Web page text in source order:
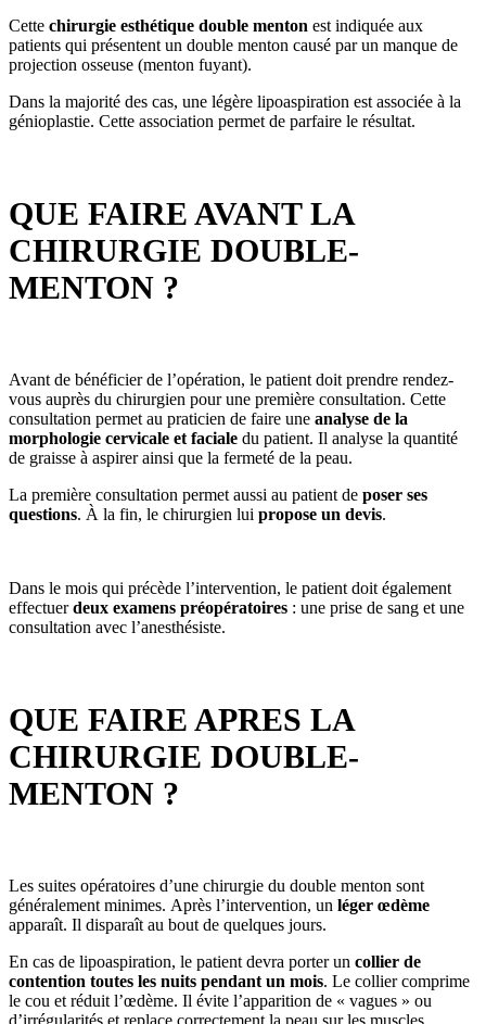
Cette chirurgie esthétique double menton est indiquée aux
patients qui présentent un double menton causé par un manque de
projection osseuse (menton fuyant).
Dans la majorité des cas, une légère lipoaspiration est associée à la
génioplastie. Cette association permet de parfaire le résultat.
QUE FAIRE AVANT LA
CHIRURGIE DOUBLE-
MENTON ?
Avant de bénéficier de l’opération, le patient doit prendre rendez-
vous auprès du chirurgien pour une première consultation. Cette
consultation permet au praticien de faire une analyse de la
morphologie cervicale et faciale du patient. Il analyse la quantité
de graisse à aspirer ainsi que la fermeté de la peau.
La première consultation permet aussi au patient de poser ses
questions. À la fin, le chirurgien lui propose un devis.
Dans le mois qui précède l’intervention, le patient doit également
effectuerdeux examens préopératoires : une prise de sang et une
consultation avec l’anesthésiste.
QUE FAIRE APRES LA
CHIRURGIE DOUBLE-
MENTON ?
Les suites opératoires d’une chirurgie du double menton sont
généralement minimes. Après l’intervention, un léger œdème
apparaît. Il disparaît au bout de quelques jours.
En cas de lipoaspiration, le patient devra porter un collier de
contention toutes les nuits pendant un mois. Le collier comprime
le cou et réduit l’œdème. Il évite l’apparition de « vagues » ou
d’irrégularités et replace correctement la peau sur les muscles.